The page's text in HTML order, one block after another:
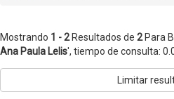
Mostrando 1 - 2Resultados de 2Para
Ana Paula Lelis', tiempo de consulta:
Limitar